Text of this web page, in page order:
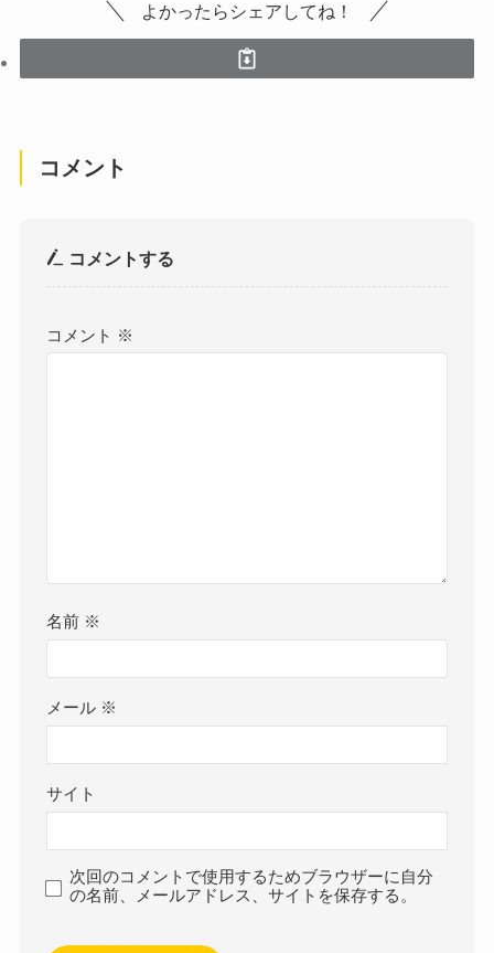
よかったらシェアしてね！
コメント
コメントする
コメント ※
名前 ※
メール ※
サイト
次回のコメントで使用するためブラウザーに自分
の名前、メールアドレス、サイトを保存する。